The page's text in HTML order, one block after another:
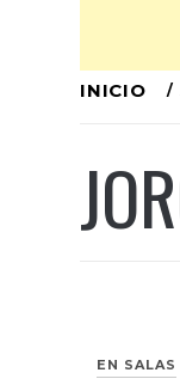
Ir
INICIO
EN SALAS